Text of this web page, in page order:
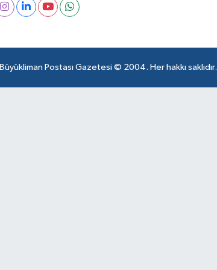
Büyükliman Postası Gazetesi © 2004. Her hakkı saklıdır.